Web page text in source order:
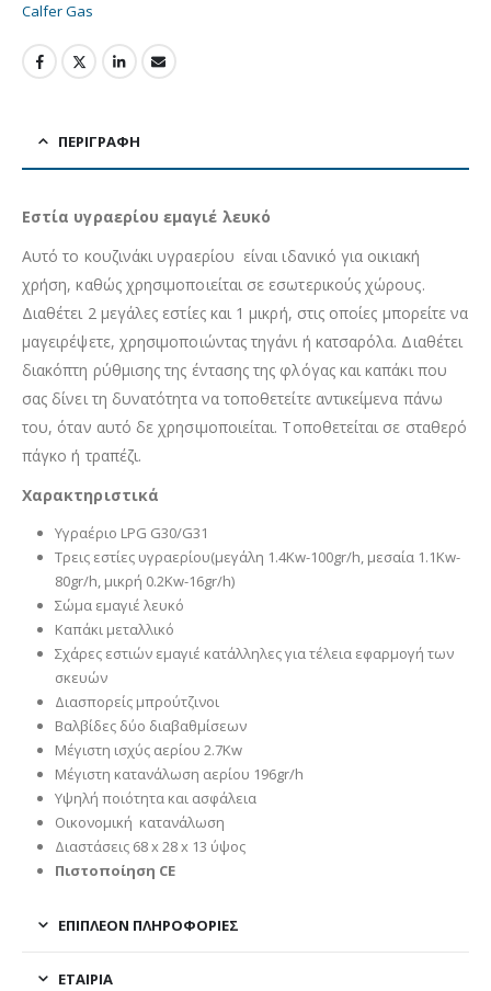
Calfer Gas
ΠΕΡΙΓΡΑΦΉ
Εστία υγραερίου εμαγιέ λευκό
Αυτό το κουζινάκι υγραερίου είναι ιδανικό για οικιακή
χρήση, καθώς χρησιμοποιείται σε εσωτερικούς χώρους.
Διαθέτει 2 μεγάλες εστίες και 1 μικρή, στις οποίες μπορείτε να
μαγειρέψετε, χρησιμοποιώντας τηγάνι ή κατσαρόλα. Διαθέτει
διακόπτη ρύθμισης της έντασης της φλόγας και καπάκι που
σας δίνει τη δυνατότητα να τοποθετείτε αντικείμενα πάνω
του, όταν αυτό δε χρησιμοποιείται. Τοποθετείται σε σταθερό
πάγκο ή τραπέζι.
Χαρακτηριστικά
Υγραέριο LPG G30/G31
Τρεις εστίες υγραερίου(μεγάλη 1.4Kw-100gr/h, μεσαία 1.1Kw-
80gr/h, μικρή 0.2Kw-16gr/h)
Σώμα εμαγιέ λευκό
Καπάκι μεταλλικό
Σχάρες εστιών εμαγιέ κατάλληλες για τέλεια εφαρμογή των
σκευών
Διασπορείς μπρούτζινοι
Βαλβίδες δύο διαβαθμίσεων
Μέγιστη ισχύς αερίου 2.7Kw
Μέγιστη κατανάλωση αερίου 196gr/h
Υψηλή ποιότητα και ασφάλεια
Οικονομική κατανάλωση
Διαστάσεις 68 x 28 x 13 ύψος
Πιστοποίηση CE
ΕΠΙΠΛΈΟΝ ΠΛΗΡΟΦΟΡΊΕΣ
ΕΤΑΙΡΊΑ